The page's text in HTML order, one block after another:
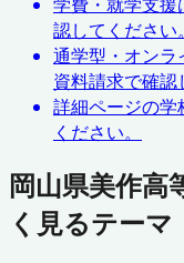
認してください。
通学型・オンラ
資料請求で確認
詳細ページの学
ください。
岡山県美作高
く見るテーマ